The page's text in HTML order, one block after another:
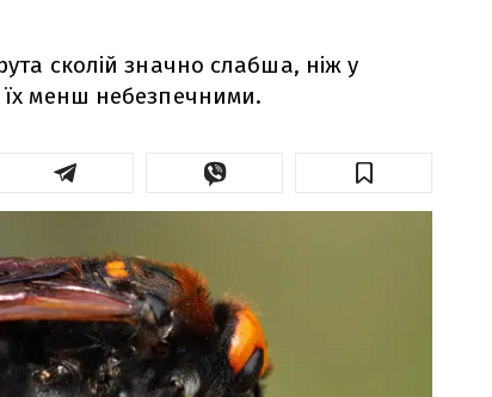
сколій значно слабша, ніж у
менш небезпечними.